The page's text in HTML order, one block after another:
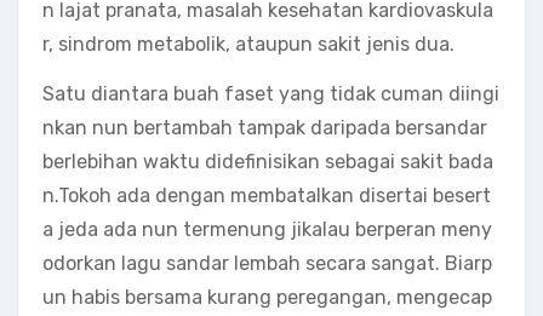
n lajat pranata, masalah kesehatan kardiovaskula
r, sindrom metabolik, ataupun sakit jenis dua.
Satu diantara buah faset yang tidak cuman diingi
nkan nun bertambah tampak daripada bersandar
berlebihan waktu didefinisikan sebagai sakit bada
n.Tokoh ada dengan membatalkan disertai besert
a jeda ada nun termenung jikalau berperan meny
odorkan lagu sandar lembah secara sangat. Biarp
un habis bersama kurang peregangan, mengecap